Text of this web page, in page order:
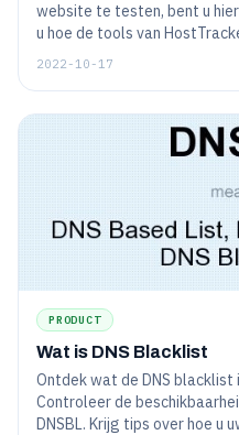
website te testen, bent u
u hoe de tools van
laadsnelheid van de site
2022-10-17
PRODUCT
Wat is DNS Blacklist
Ontdek wat de DNS blacklist
Controleer de
DNSBL. Krijg tips over hoe u